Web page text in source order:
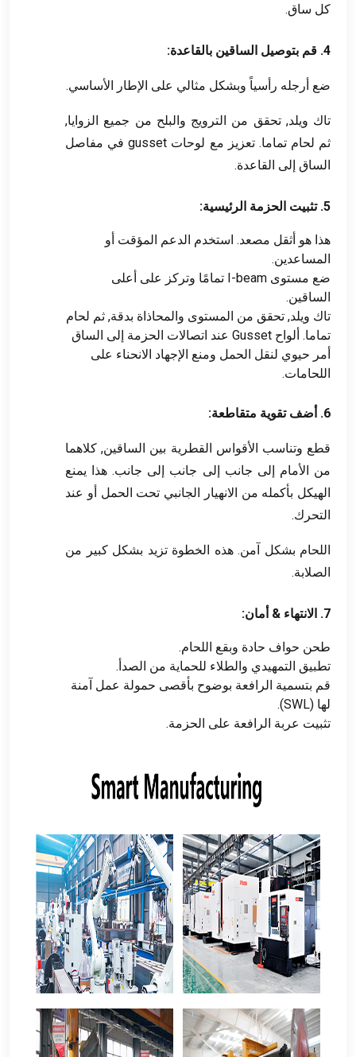
كل ساق.
4. قم بتوصيل الساقين بالقاعدة:
ضع أرجله رأسياً وبشكل مثالي على الإطار الأساسي.
تاك ويلد, تحقق من الترويج والبلح من جميع الزوايا,
ثم لحام تماما. تعزيز مع لوحات gusset في مفاصل
الساق إلى القاعدة.
5. تثبيت الحزمة الرئيسية:
هذا هو أثقل مصعد. استخدم الدعم المؤقت أو
المساعدين.
ضع مستوى I-beam تمامًا وتركز على أعلى
الساقين.
تاك ويلد, تحقق من المستوى والمحاذاة بدقة, ثم لحام
تماما. ألواح Gusset عند اتصالات الحزمة إلى الساق
أمر حيوي لنقل الحمل ومنع الإجهاد الانحناء على
اللحامات.
6. أضف تقوية متقاطعة:
قطع وتناسب الأقواس القطرية بين الساقين, كلاهما
من الأمام إلى جانب إلى جانب إلى جانب. هذا يمنع
الهيكل بأكمله من الانهيار الجانبي تحت الحمل أو عند
التحرك.
اللحام بشكل آمن. هذه الخطوة تزيد بشكل كبير من
الصلابة.
7. الانتهاء & أمان:
طحن حواف حادة وبقع اللحام.
تطبيق التمهيدي والطلاء للحماية من الصدأ.
قم بتسمية الرافعة بوضوح بأقصى حمولة عمل آمنة
لها (SWL).
تثبيت عربة الرافعة على الحزمة.